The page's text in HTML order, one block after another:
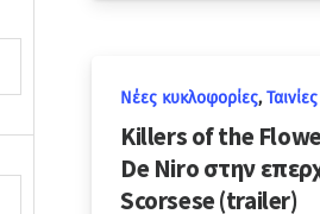
Νέες κυκλοφορίες,Ταινίες
Killers of the
De Niro στην
Scorsese (trailer)